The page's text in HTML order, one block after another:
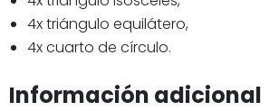
4x triángulo equilátero,
4x cuarto de círculo.
Información adicional